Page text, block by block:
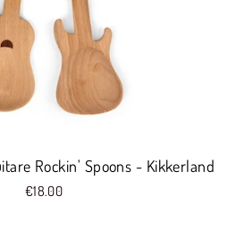
Rockin' Spoons - Kikkerland
€18.00